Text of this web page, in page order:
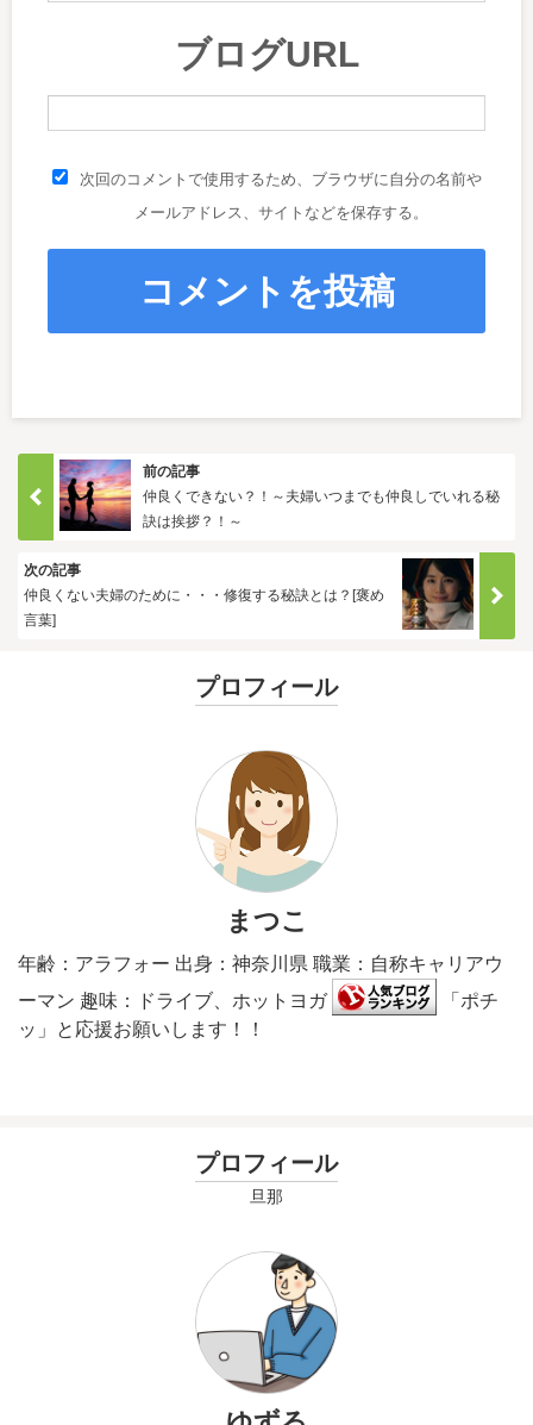
ブログURL
次回のコメントで使用するため、ブラウザに自分の名前や
メールアドレス、サイトなどを保存する。
前の記事
仲良くできない？！～夫婦いつまでも仲良しでいれる秘
訣は挨拶？！～
次の記事
仲良くない夫婦のために・・・修復する秘訣とは？[褒め
言葉]
プロフィール
まつこ
年齢：アラフォー 出身：神奈川県 職業：自称キャリアウ
ーマン 趣味：ドライブ、ホットヨガ
「ポチ
ッ」と応援お願いします！！
プロフィール
旦那